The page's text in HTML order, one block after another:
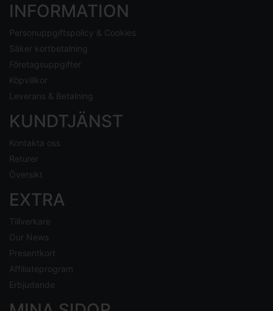
INFORMATION
Personuppgiftspolicy & Cookies
Säker kortbetalning
Företagsuppgifter
Köpvillkor
Leverans & Betalning
KUNDTJÄNST
Kontakta oss
Returer
Översikt
EXTRA
Tillverkare
Our News
Presentkort
Affiliateprogram
Erbjudande